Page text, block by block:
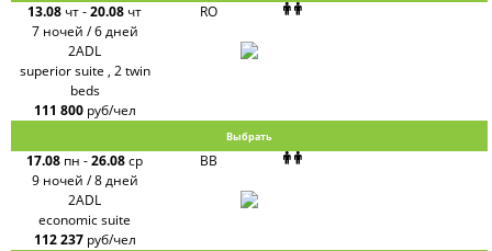
13.08 чт-20.08 чт
7 ночей / 6 дней
RO
2ADL
superior suite , 2 twin
beds
111 800 руб/чел
Выбрать
17.08 пн -26.08ср
9 ночей / 8 дней
BB
2ADL
economic suite
112 237 руб/чел